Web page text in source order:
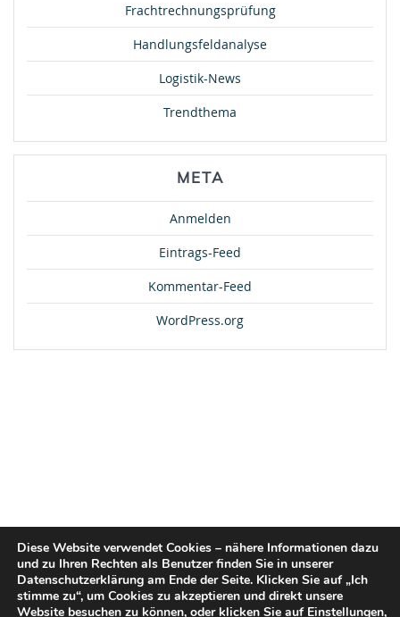
Frachtrechnungsprüfung
Handlungsfeldanalyse
Logistik-News
Trendthema
META
Anmelden
Eintrags-Feed
Kommentar-Feed
WordPress.org
Diese Website verwendet Cookies – nähere Informationen dazu
und zu Ihren Rechten als Benutzer finden Sie in unserer
Datenschutzerklärung am Ende der Seite. Klicken Sie auf „Ich
stimme zu“, um Cookies zu akzeptieren und direkt unsere
Website besuchen zu können, oder klicken Sie auf Einstellungen,